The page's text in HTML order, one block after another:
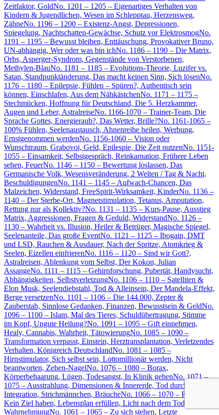
Zeitfaktor, GoldNo. 1201 – 1205 – Eigenartiges Verhalten von
Kindern & Jugendlichen, Wesen im Schlepptau, Herzensweg,
ZähneNo. 1196 – 1200 – Existenz-Angst, Depressionen,
Spiegelung, Nachtschatten-Gewächse, Schutz vor ElektrosmogNo.
1191 – 1195 – Bewusst bleiben, Enttäuschung, Provokativer Bruno,
UN-abhängig, Wer oder was bin ichNo. 1186 – 1190 – Die Matrix,
Orbs, Asperger-Syndrom, Gegenstände von Verstorbenen,
Methylen-BlauNo. 1181 – 1185 – Evolutions-Theorie, Luzifer vs.
Satan, Standpunktänderung, Das macht keinen Sinn, Sich lösenNo.
1176 – 1180 – Epilepsie, Fühlen – Spüren?, Authentisch sein
können, Einschlafen, Aus dem NähkästchenNo. 1171 – 1175 –
Stechmücken, Hoffnung für Deutschland, Die 5. Herzkammer,
Augen und Leber, AstralreiseNo. 1166-1070 – Trainer-Team, Die
Sprache Gottes, Energieraub?, Das Wetter, Brille?No. 1161-1065 –
100% Fühlen, Seelenaustausch, Ahnenreihe heilen, Werbung,
Ernstgenommen werdenNo. 1156-1060 – Vision oder
Wunschtraum, Grabovoi, Geld, Epilespie, Die Zeit nutzenNo. 1151-
1055 – Einsamkeit, Selbstgespräch, Reinkarnation, Frühere Leben
sehen, FeuerNo. 1146 – 1150 – Bewertung loslassen, Das
Germanische Volk, Wesensveränderung, 2 Welten / Tag & Nacht,
BeschuldigungenNo. 1141 – 1145 – Aufwach-Chancen, Das
Malzeichen, Widerstand, FreeSpirit-Wirksamkeit, KinderNo. 1136 –
1140 – Der Sterbe-Ort, Magnetstimulation, Tetanus, Amputation,
Rettung nur als Kollektiv?No. 1131 – 1135 – Kurs-Pause, Ausstieg
Matrix, Aggressionen, Fragen & Geduld, WiderstandNo. 1126 –
1130 – Wahrheit vs. Illusion, Heiler & Betrüger, Magische Spiegel,
Seelenanteile, Das große EventNo. 1121 – 1125 – Ibogain, DMT
und LSD, Rauchen & Ausdauer, Nach der Spritze, Atomkrieg &
Seelen, Eizellen einfrierenNo. 1116 – 1120 – Sind wir Gott?,
Astralreisen, Ablenkung vom Selbst, Der Kokon, Julian
AssangeNo. 1111 – 1115 – Gehirnforschung, Pubertät, Handysucht,
Abhängigkeiten, SelbstverletzungNo. 1106 – 1110 – Satelliten &
Elon Musk, Seelendiebstahl, Tod & Alleinsein, Der Mandela-Effekt,
Berge versetzenNo. 1101 – 1106 – Die 144.000, Zepter &
Zauberstab, Sinnlose Gedanken, Finanzen, Bewusstsein & GeldNo.
1096 – 1100 – Islam, Mal des Tieres, Schuldübertragung, Stimme
im Kopf, Ungute Heilung?No. 1091 – 1095 – Gift einnehmen,
Healy, Cannabis, Wahrheit, TätowierungNo. 1085 – 1090 –
Transformation verpasst, Einstein, Herztransplantation, Verletzendes
Verhalten, Königreich DeutschlandNo. 1081 – 1085 –
Hirnstimulator, Sich selbst sein, Lottomillionär werden, Nicht
beantworten, Zehen-NagelNo. 1076 – 1080 – Borax,
Körperbehaarung, Lügen, Todesangst, In Klinik gehenNo. 1071 –
1075 – Ausstrahlung, Dimensionen & Innererde, Tod durch
Integration, Strichmännchen, BräucheNo. 1066 – 1070 – Plejader,
Kein Ziel haben, Lebensplan erfüllen, Licht nach dem Tod,
WahrnehmungNo. 1061 – 1065 – Zu sich stehen, Letzte